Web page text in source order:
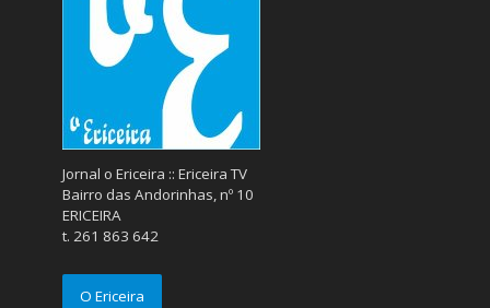
Jornal o Ericeira :: Ericeira TV
Bairro das Andorinhas, nº 10
ERICEIRA
t. 261 863 642
O Ericeira